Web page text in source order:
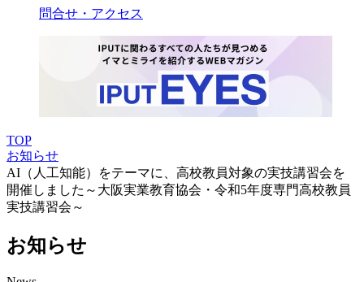
問合せ・アクセス
TOP
お知らせ
AI（人工知能）をテーマに、高校教員対象の実技講習会を
開催しました～大阪実業教育協会・令和5年度専門高校教員
実技講習会～
お知らせ